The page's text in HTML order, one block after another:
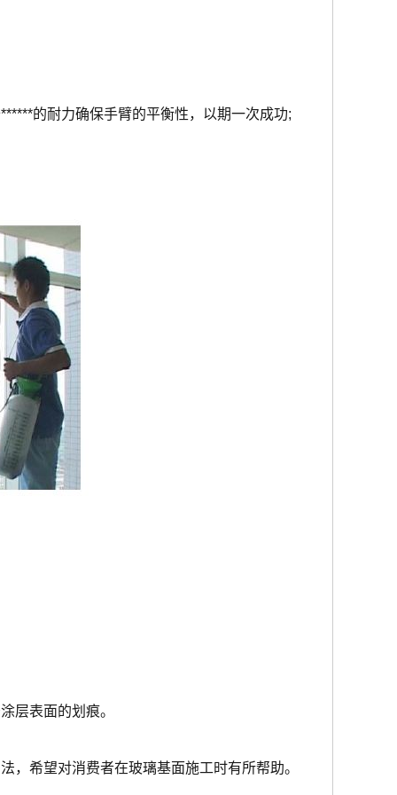
的耐力确保手臂的平衡性，以期一次成功;
层表面的划痕。
，希望对消费者在玻璃基面施工时有所帮助。